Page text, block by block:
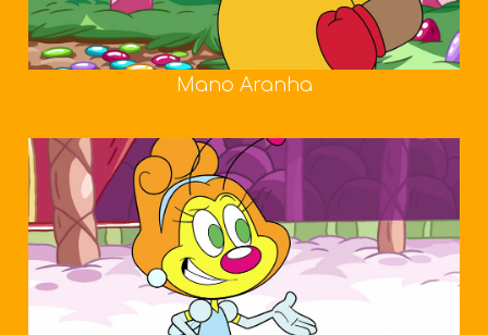
Mano Aranha